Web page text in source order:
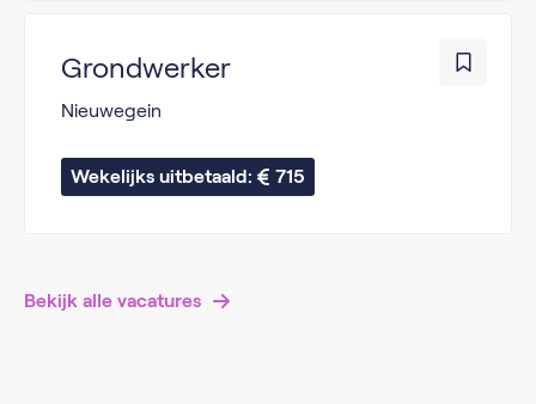
Grondwerker
Nieuwegein
Wekelijks uitbetaald: 715
Bekijk alle vacatures